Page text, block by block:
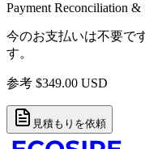
Payment Reconciliation &
今のお支払いは不要で
す。
参考 $349.00 USD
見積もりを依頼